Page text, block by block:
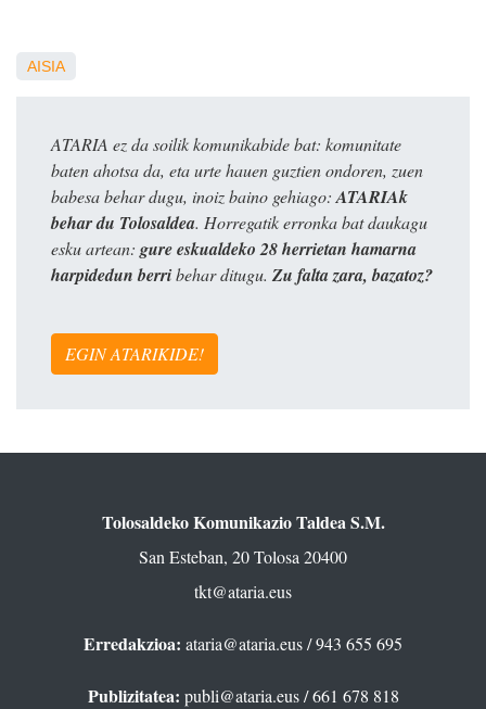
AISIA
ATARIA ez da soilik komunikabide bat: komunitate
baten ahotsa da, eta urte hauen guztien ondoren, zuen
babesa behar dugu, inoiz baino gehiago: ATARIAk
behar du Tolosaldea. Horregatik erronka bat daukagu
esku artean: gure eskualdeko 28 herrietan hamarna
harpidedun berribehar ditugu. Zu falta zara, bazatoz?
EGIN ATARIKIDE!
Tolosaldeko Komunikazio Taldea S.M.
San Esteban, 20 Tolosa 20400
tkt@ataria.eus
Erredakzioa: ataria@ataria.eus/ 943 655 695
Publizitatea: publi@ataria.eus/ 661 678 818